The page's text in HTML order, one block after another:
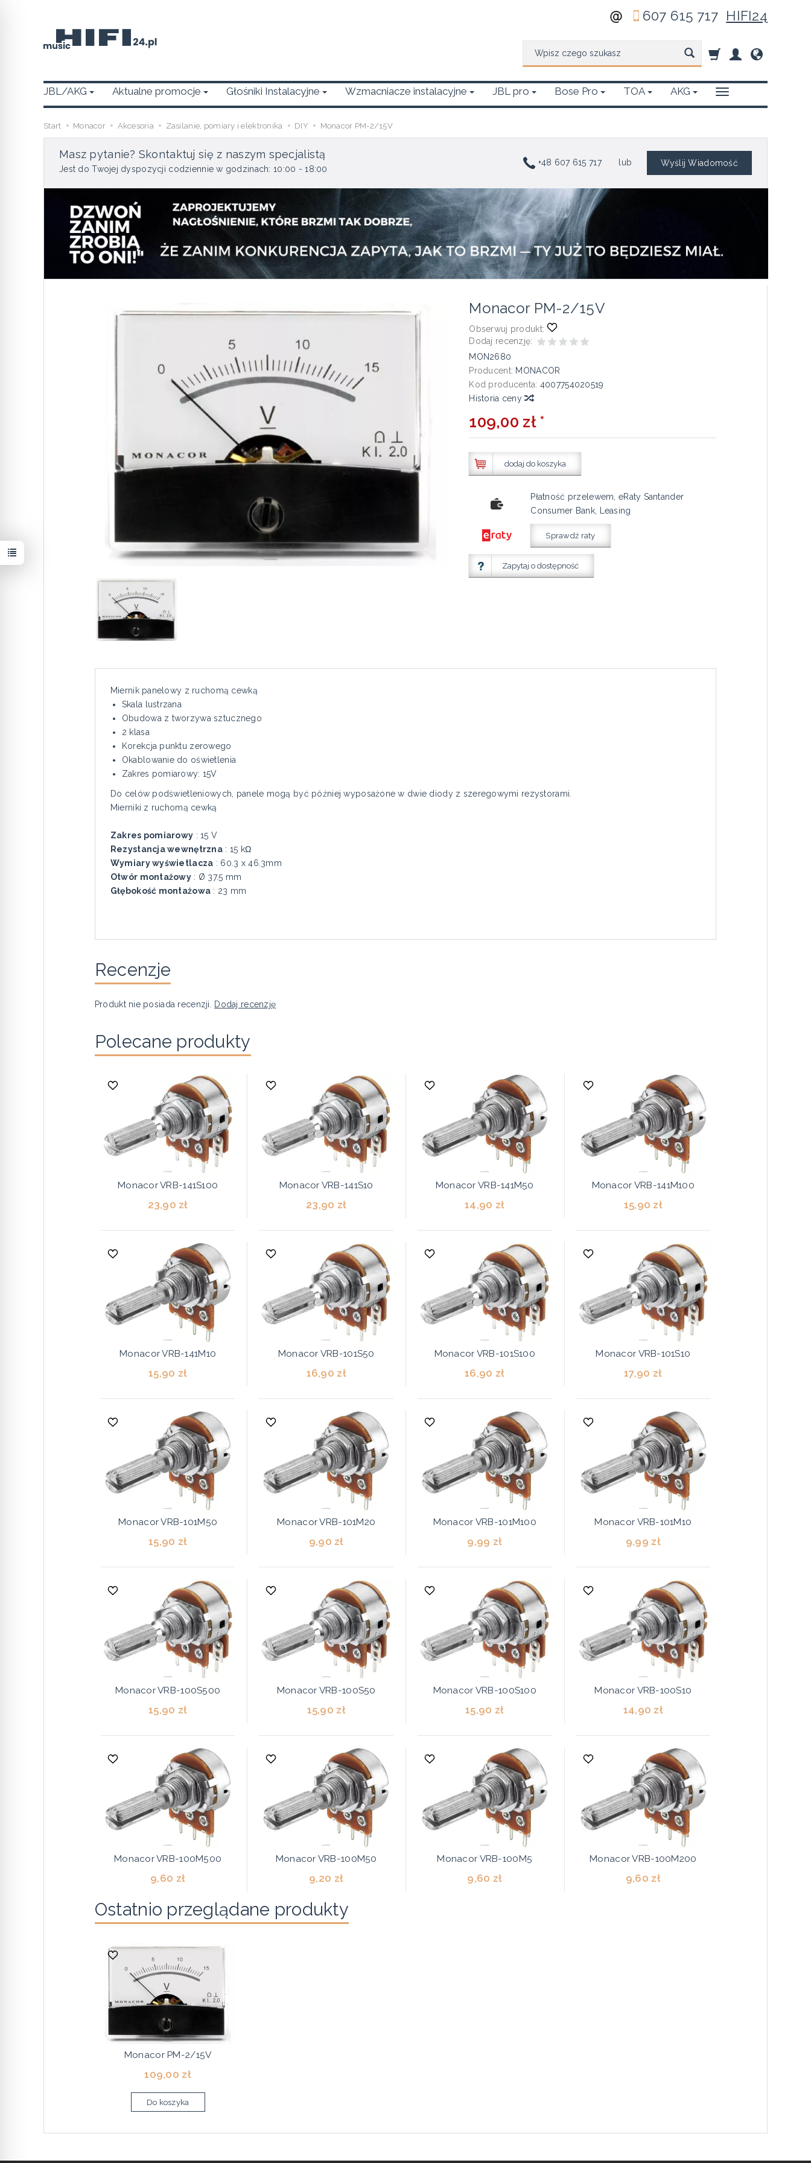
607 615 717 HIFI24
JBL/AKG Aktualne promocje Głośniki Instalacyjne Wzmacniacze instalacyjne JBL pro Bose Pro TOA AKG
Start Monacor Akcesoria Zasilanie, pomiary i elektronika DIY Monacor PM-2/15V
Masz pytanie? Skontaktuj się z naszym specjalistą
Jest do Twojej dyspozycji codziennie w godzinach: 10:00 - 18:00
+48 607 615 717 lub Wyślij Wiadomość
Monacor PM-2/15V
Obserwuj produkt:
Dodaj recenzję:
MON2680
Producent: MONACOR
Kod producenta: 4007754020519
Historia ceny
109,00 zł *
dodaj do koszyka
Płatność przelewem, eRaty Santander
Consumer Bank, Leasing
Sprawdź raty
Zapytaj o dostępność
Miernik panelowy z ruchomą cewką
Skala lustrzana
Obudowa z tworzywa sztucznego
2 klasa
Korekcja punktu zerowego
Okablowanie do oświetlenia
Zakres pomiarowy: 15V
Do celów podświetleniowych, panele mogą być później wyposażone w dwie diody z szeregowymi rezystorami.
Mierniki z ruchomą cewką
Zakres pomiarowy : 15 V
Rezystancja wewnętrzna : 15 kΩ
Wymiary wyświetlacza : 60.3 x 46.3mm
Otwór montażowy : Ø 37.5 mm
Głębokość montażowa : 23 mm
Recenzje
Produkt nie posiada recenzji. Dodaj recenzję
Polecane produkty
Monacor VRB-141S100
23,90 zł
Monacor VRB-141S10
23,90 zł
Monacor VRB-141M50
14,90 zł
Monacor VRB-141M100
15,90 zł
Monacor VRB-141M10
15,90 zł
Monacor VRB-101S50
16,90 zł
Monacor VRB-101S100
16,90 zł
Monacor VRB-101S10
17,90 zł
Monacor VRB-101M50
15,90 zł
Monacor VRB-101M20
9,90 zł
Monacor VRB-101M100
9,99 zł
Monacor VRB-101M10
9,99 zł
Monacor VRB-100S500
15,90 zł
Monacor VRB-100S50
15,90 zł
Monacor VRB-100S100
15,90 zł
Monacor VRB-100S10
14,90 zł
Monacor VRB-100M500
9,60 zł
Monacor VRB-100M50
9,20 zł
Monacor VRB-100M5
9,60 zł
Monacor VRB-100M200
9,60 zł
Ostatnio przeglądane produkty
Monacor PM-2/15V
109,00 zł
Do koszyka